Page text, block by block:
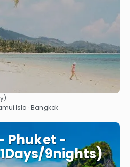
Ver
Isla · Bangkok
Phuket -
9nights)